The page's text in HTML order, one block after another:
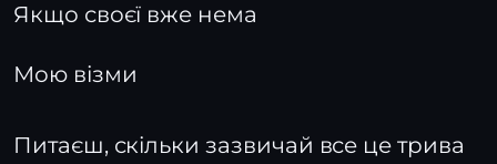
Якщо своєї вже нема
Мою візми
Питаєш, скільки зазвичай все це трива